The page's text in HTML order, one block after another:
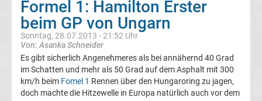
MotoGP
Formel
Alle
Formel 1: Hamilton Erster
beim GP von Ungarn
Sonntag, 28.07.2013 - 21:52 Uhr
Von: Asanka Schneider
Es gibt sicherlich Angenehmeres als bei annähernd 40 Grad
im Schatten und mehr als 50 Grad auf dem Asphalt mit 300
km/h beim Fomel 1 Rennen über den Hungaroring zu jagen,
doch machte die Hitzewelle in Europa natürlich auch vor dem